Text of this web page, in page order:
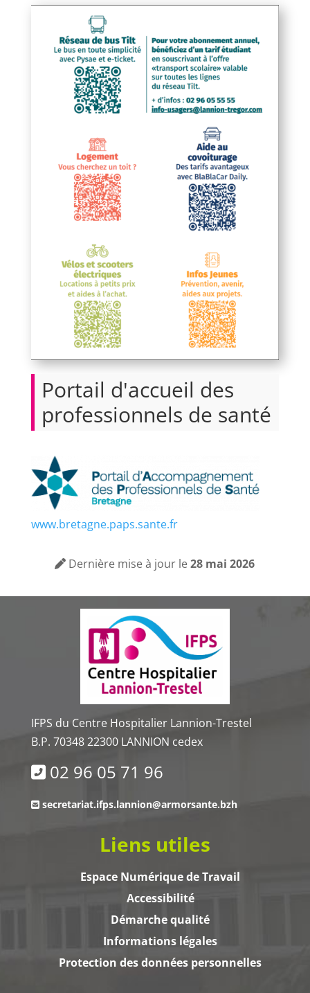
Portail d'accueil des
professionnels de santé
www.bretagne.paps.sante.fr
Dernière mise à jour le28 mai 2026
IFPS du Centre Hospitalier Lannion-Trestel
B.P. 70348 22300 LANNION cedex
02 96 05 71 96
secretariat.ifps.lannion@armorsante.bzh
Liens utiles
Espace Numérique de Travail
Accessibilité
Démarche qualité
Informations légales
Protection des données personnelles